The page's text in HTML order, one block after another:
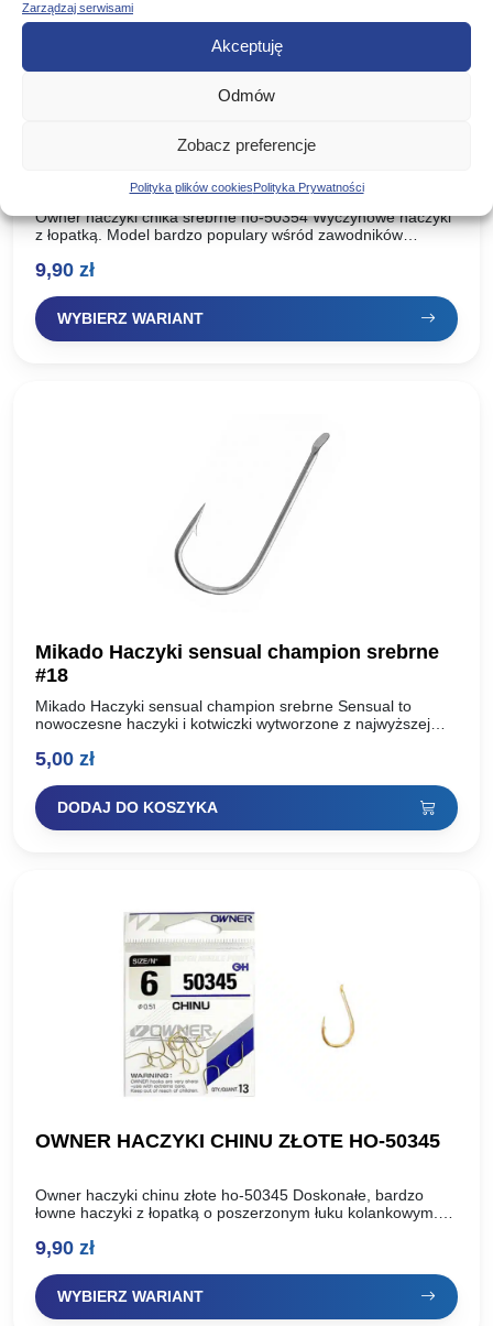
Zarządzaj serwisami
Akceptuję
Odmów
Zobacz preferencje
Polityka plików cookiesPolityka Prywatności
Owner haczyki chika srebrne ho-50354 Wyczynowe haczyki
z łopatką. Model bardzo populary wśród zawodników
do zbrojenia ochotki. Opakowanie:…
9,90 zł
WYBIERZ WARIANT
Mikado Haczyki sensual champion srebrne
#18
Mikado Haczyki sensual champion srebrne Sensual to
nowoczesne haczyki i kotwiczki wytworzone z najwyższej
dwóch technologii ostrzenia: Mechanicznej oraz…
5,00 zł
DODAJ DO KOSZYKA
OWNER HACZYKI CHINU ZŁOTE HO-50345
Owner haczyki chinu złote ho-50345 Doskonałe, bardzo
łowne haczyki z łopatką o poszerzonym łuku kolankowym.
ciasta i pasty….
9,90 zł
WYBIERZ WARIANT